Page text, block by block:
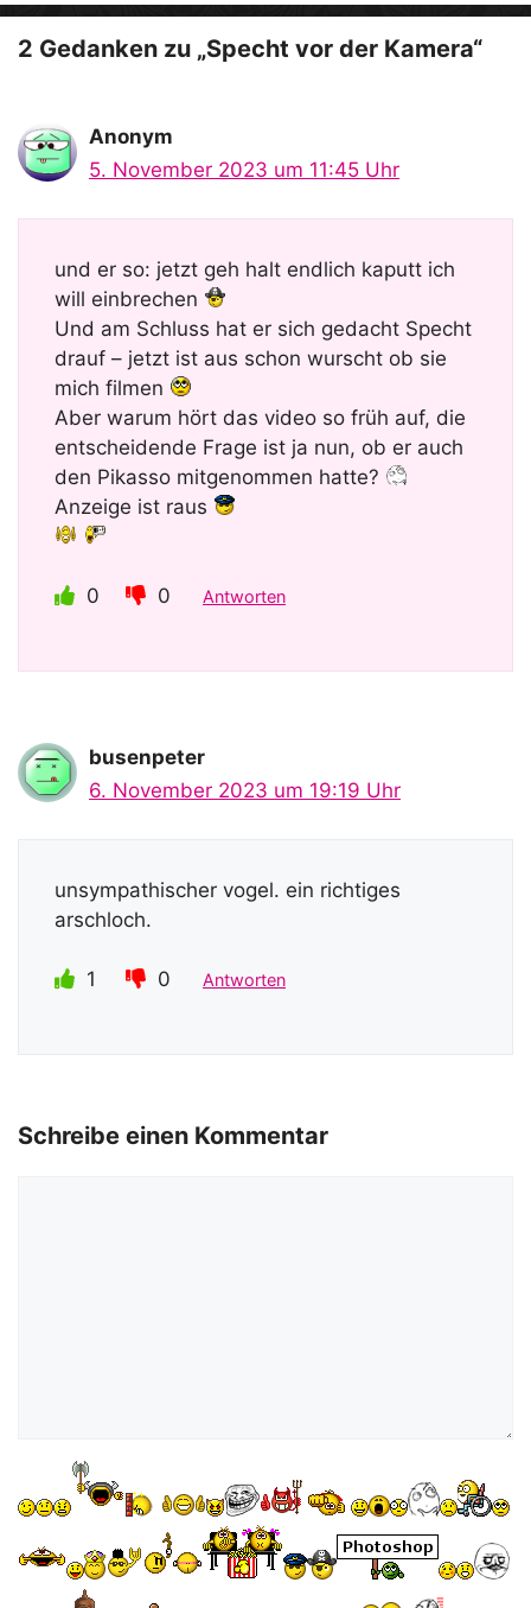
o
2 Gedanken zu „Specht vor der Kamera“
Anonym
5. November 2023 um 11:45 Uhr
und er so: jetzt geh halt endlich kaputt ich
will einbrechen
Und am Schluss hat er sich gedacht Specht
drauf – jetzt ist aus schon wurscht ob sie
mich filmen
Aber warum hört das video so früh auf, die
entscheidende Frage ist ja nun, ob er auch
den Pikasso mitgenommen hatte?
Anzeige ist raus
0 0 Antworten
busenpeter
6. November 2023 um 19:19 Uhr
unsympathischer vogel. ein richtiges
arschloch.
1 0 Antworten
Schreibe einen Kommentar